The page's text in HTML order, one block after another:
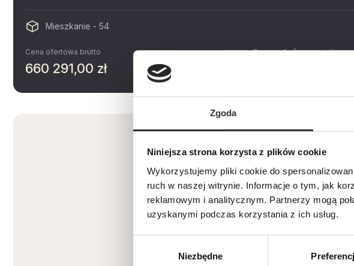
Zgoda
Niniejsza strona korzysta z plików cookie
Wykorzystujemy pliki cookie do
ruch w naszej witrynie. Informacje o tym, jak
reklamowym i analitycznym. Partnerzy mogą
uzyskanymi podczas korzystania z ich usług.
Niezbędne
Mieszkanie - 54
Cena ofertowa brutto
660 291,00 zł
Cena za 1m² pow.